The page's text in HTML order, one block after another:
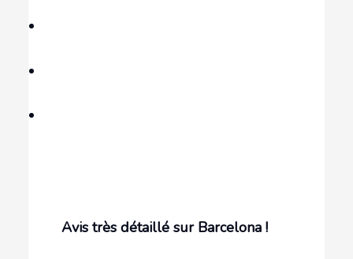
Avis très détaillé sur Barcelona !